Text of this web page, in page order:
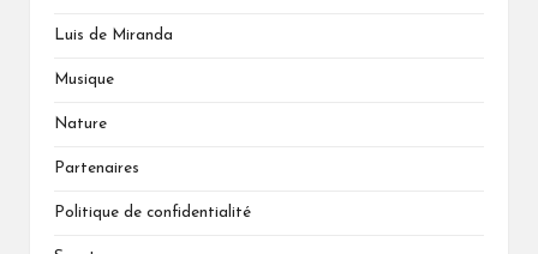
Luis de Miranda
Musique
Nature
Partenaires
Politique de confidentialité